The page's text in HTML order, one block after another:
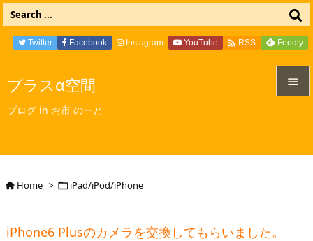
プラスα空間
ブログ in お市 のーと

Twitter Facebook Instagram YouTube  RSS Feedly
Home > iPad/iPod/iPhone
iPhone6 Plusのカメラを交換してもらいました。